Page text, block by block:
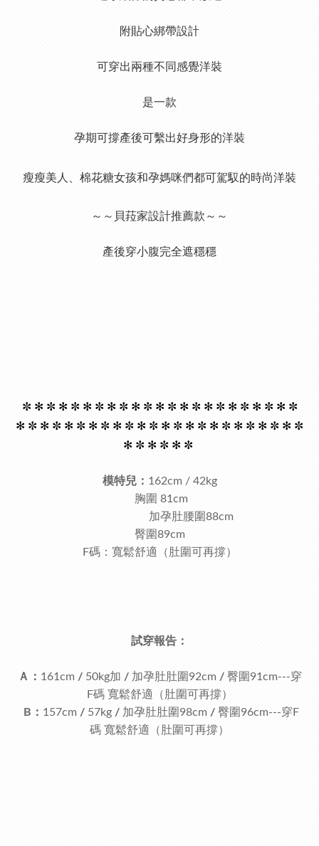
附貼心綁帶設計
可穿出兩種不同感覺洋裝
是一款
孕期可撐產後可繫出好身形的洋裝
瘦瘦美人、棉花糖女孩和孕媽咪們都可駕馭的時尚洋裝
～～貝菈家設計推薦款～～
產後穿小腹完全遮穩穩
✼ ✻ ✼ ✻ ✼ ✻ ✼ ✻ ✼ ✻ ✼ ✻ ✼ ✻ ✼ ✻ ✼ ✻ ✼ ✻ ✼ ✻ ✼
✻ ✼ ✻ ✼ ✻ ✼ ✻ ✼ ✻ ✼ ✻ ✼ ✻ ✼ ✻ ✼ ✻ ✼ ✻ ✼ ✻ ✼ ✻ ✼
✻ ✼ ✻ ✼ ✻ ✼
模特兒： 162cm / 42kg
胸圍 81cm
加孕肚腰圍88cm
臀圍89cm
F碼：寬鬆舒適（肚圍可再撐）
試穿報告：
Ａ： 161cm/ 50kg加 /加孕肚肚圍92cm / 臀圍91cm---穿
F碼 寬鬆舒適（肚圍可再撐）
B： 157cm /57kg/ 加孕肚肚圍98cm / 臀圍96cm---穿F
碼 寬鬆舒適（肚圍可再撐）